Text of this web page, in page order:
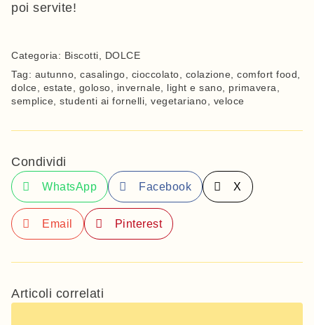
poi servite!
Categoria: Biscotti, DOLCE
Tag: autunno, casalingo, cioccolato, colazione, comfort food,
dolce, estate, goloso, invernale, light e sano, primavera,
semplice, studenti ai fornelli, vegetariano, veloce
Condividi
WhatsApp Facebook X
Email Pinterest
Articoli correlati